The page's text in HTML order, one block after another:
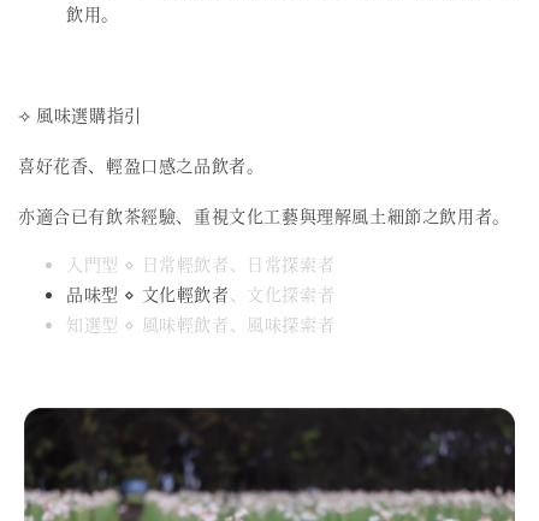
飲用。
⟢ 風味選購指引
喜好花香、輕盈口感之品飲者。
亦適合已有飲茶經驗、重視文化工藝與理解風土細節之飲用者。
入門型 ⋄ 日常輕飲者、日常探索者
品味型 ⋄ 文化輕飲者、文化探索者
知選型 ⋄ 風味輕飲者、風味探索者